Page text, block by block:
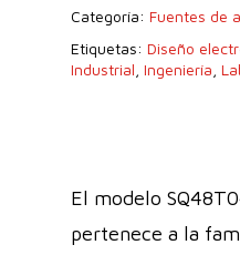
Categoría: Fuentes de
Etiquetas: Diseño
Industrial Ingeniería
El modelo
pertenece a la